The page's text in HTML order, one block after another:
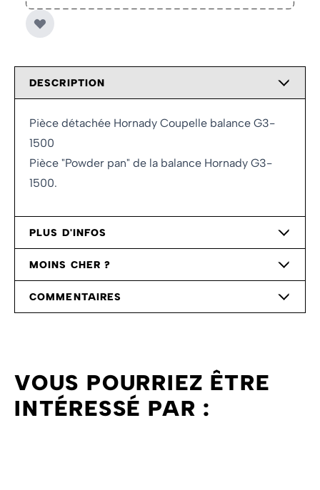
DESCRIPTION
Pièce détachée Hornady Coupelle balance G3-
1500
Pièce "Powder pan" de la balance Hornady G3-
1500.
PLUS D'INFOS
MOINS CHER ?
COMMENTAIRES
VOUS POURRIEZ ÊTRE
INTÉRESSÉ PAR :